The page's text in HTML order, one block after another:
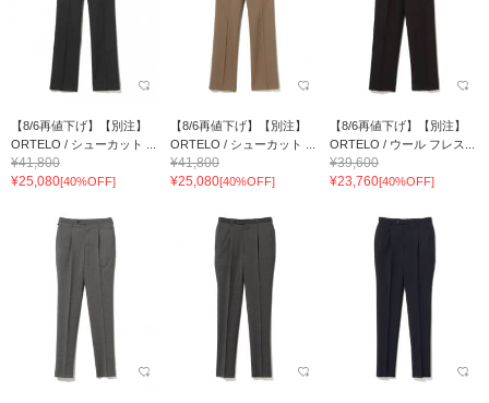
【8/6再値下げ】【別注】
ORTELO / シューカット ...
¥41,800
¥25,080[40%OFF]
【8/6再値下げ】【別注】
ORTELO / シューカット ...
¥41,800
¥25,080[40%OFF]
【8/6再値下げ】【別注】
ORTELO / ウール フレス...
¥39,600
¥23,760[40%OFF]